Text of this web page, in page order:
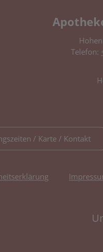
Telefon:
/ Karte / Kontakt